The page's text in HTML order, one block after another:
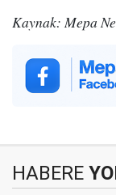
Kaynak: Mepa
HABERE